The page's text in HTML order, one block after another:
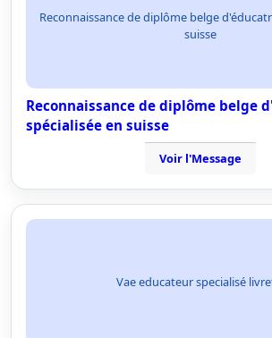
Reconnaissance de diplôme belge
suisse
Reconnaissance de diplôme belge
spécialisée en suisse
Voir l'Message
Vae educateur specialisé